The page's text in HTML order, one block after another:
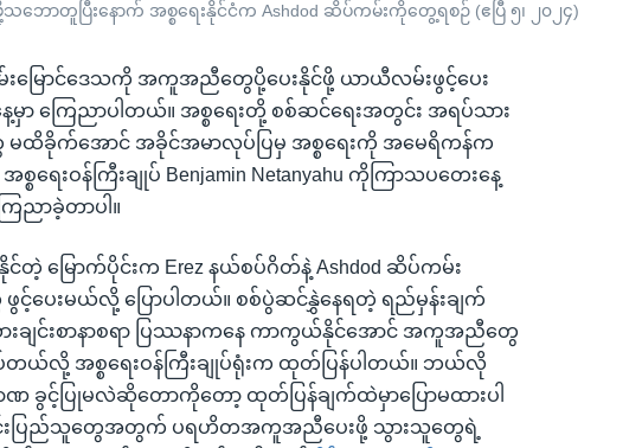
ာတူပြီးနောက် အစ္စရေးနိုင်ငံက Ashdod ဆိပ်ကမ်းကိုတွေ့ရစဉ် (ဧပြီ ၅၊ ၂၀၂၄)
းမြောင်ဒေသကို အကူအညီတွေပို့ပေးနိုင်ဖို့ ယာယီလမ်းဖွင့်ပေး
မှာ ကြေညာပါတယ်။ အစ္စရေးတို့ စစ်ဆင်ရေးအတွင်း အရပ်သား
မထိခိုက်အောင် အခိုင်အမာလုပ်ပြမှ အစ္စရေးကို အမေရိကန်က
ေးဝန်ကြီးချုပ် Benjamin Netanyahu ကိုကြာသပတေးနေ့
ေညာခဲ့တာပါ။
မြောက်ပိုင်းက Erez နယ်စပ်ဂိတ်နဲ့ Ashdod ဆိပ်ကမ်း
င့်ပေးမယ်လို့ ပြောပါတယ်။ စစ်ပွဲဆင်နွှဲနေရတဲ့ ရည်မှန်းချက်
ျင်းစာနာစရာ ပြဿနာကနေ ကာကွယ်နိုင်အောင် အကူအညီတွေ
ပ်တယ်လို့ အစ္စရေးဝန်ကြီးချုပ်ရုံးက ထုတ်ပြန်ပါတယ်။ ဘယ်လို
ပြုမလဲဆိုတောကိုတော့ ထုတ်ပြန်ချက်ထဲမှာပြောမထားပါ
င်းပြည်သူတွေအတွက် ပရဟိတအကူအညီပေးဖို့ သွားသူတွေရဲ့